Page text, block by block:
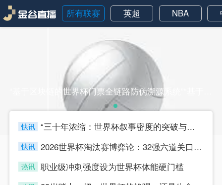
所有联赛 英超 NBA
快讯
“三十年浓缩：世界杯叙事密度的突破与节奏迭代”
快讯
2026世界杯淘汰赛博弈论：32强六道关口的战术嬗变与晋级路径推演
热讯 职业级冲刺强度设为世界杯体能硬门槛